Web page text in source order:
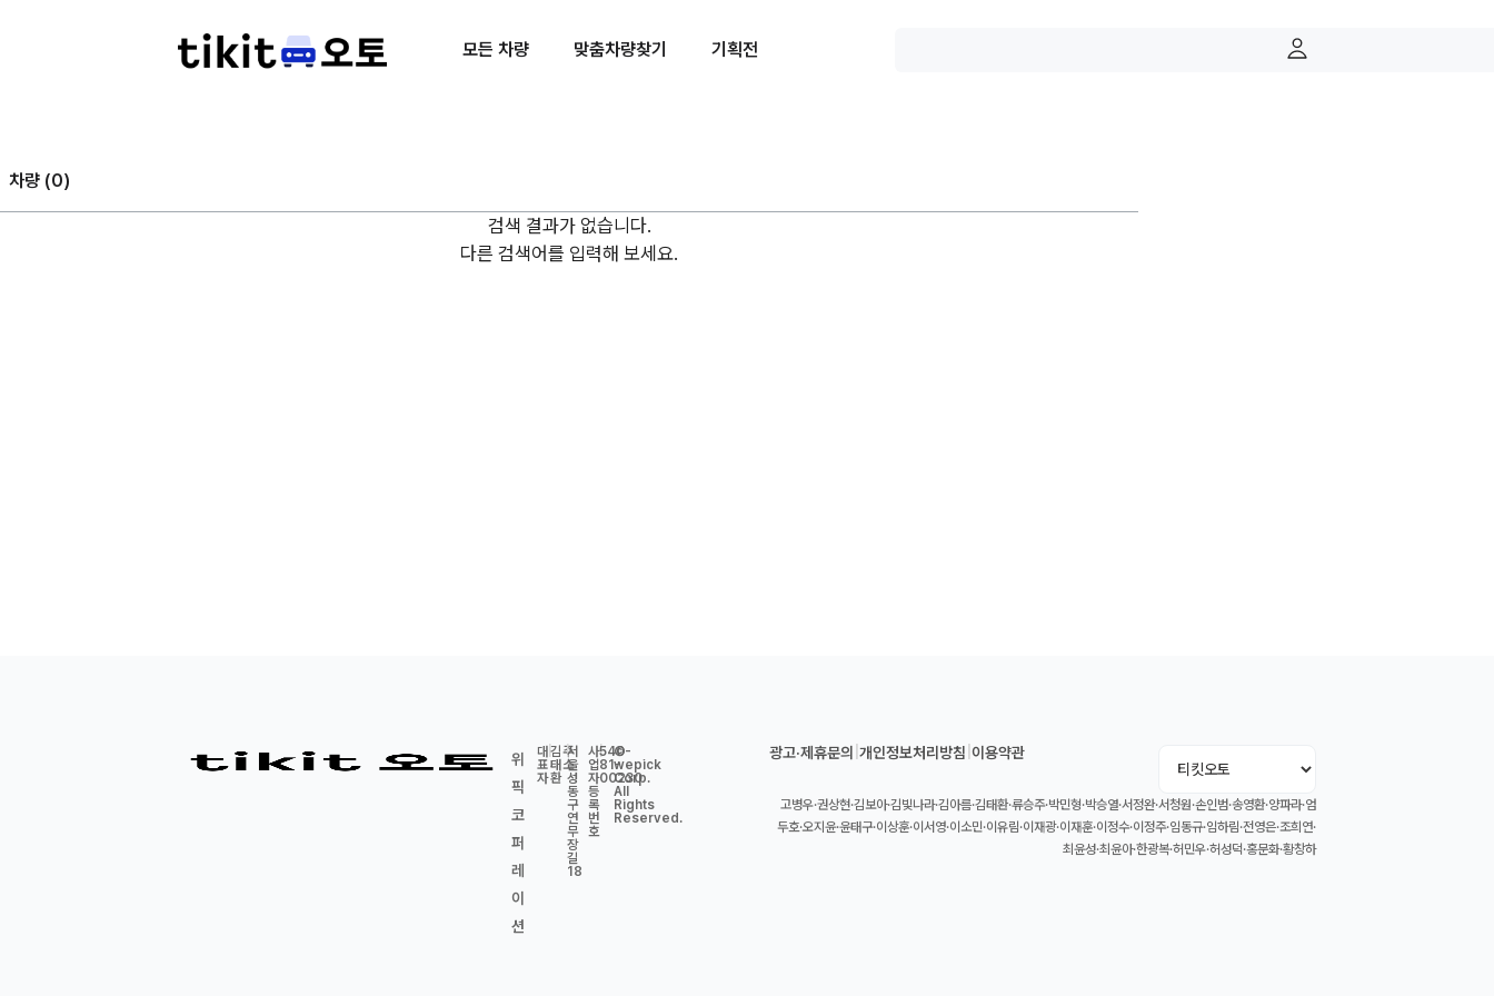
모든 차량 맞춤차량찾기 기획전
차량 (0)
검색 결과가 없습니다.
다른 검색어를 입력해 보세요.
위
픽
코
퍼
레
이
션
대
표
자
|김
태
환
주
소
|서
울
성
동
구
연
무
장
길
18
사
업
자
등
록
번
호
|540-
81-
00230
©
wepick
Corp.
All
Rights
Reserved.
광고·제휴문의 |개인정보처리방침 |이용약관
고병우·권상현·김보아·김빛나라·김아름·김태환·류승주·박민형·박승열·서정완·서청원·손인범·송영환·양파라·엄
두호·오지윤·윤태구·이상훈·이서영·이소민·이유림·이재광·이재훈·이정수·이정주·임동규·임하림·전영은·조희연·
최윤성·최윤아·한광복·허민우·허성덕·홍문화·황창하